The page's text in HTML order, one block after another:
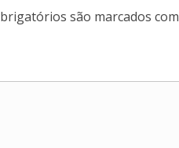
são marcados com